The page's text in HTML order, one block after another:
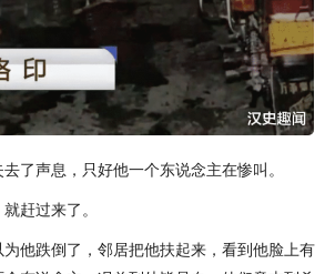
了声息，只好他一个东说念主在惨叫。
赶过来了。
他跌倒了，邻居把他扶起来，看到他脸上有